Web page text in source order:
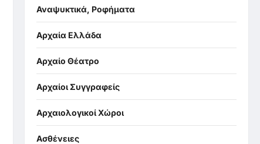
Αναψυκτικά, Ροφήματα
Αρχαία Ελλάδα
Αρχαίο Θέατρο
Αρχαίοι Συγγραφείς
Αρχαιολογικοί Χώροι
Ασθένειες